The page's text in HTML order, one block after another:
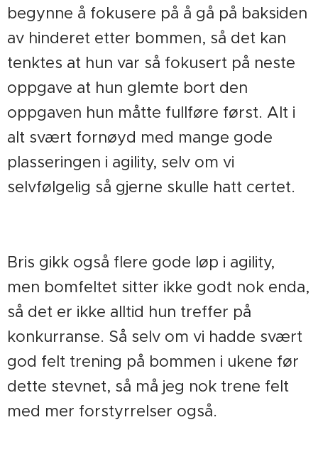
begynne å fokusere på å gå på baksiden
av hinderet etter bommen, så det kan
tenktes at hun var så fokusert på neste
oppgave at hun glemte bort den
oppgaven hun måtte fullføre først. Alt i
alt svært fornøyd med mange gode
plasseringen i agility, selv om vi
selvfølgelig så gjerne skulle hatt certet.
Bris gikk også flere gode løp i agility,
men bomfeltet sitter ikke godt nok enda,
så det er ikke alltid hun treffer på
konkurranse. Så selv om vi hadde svært
god felt trening på bommen i ukene før
dette stevnet, så må jeg nok trene felt
med mer forstyrrelser også.